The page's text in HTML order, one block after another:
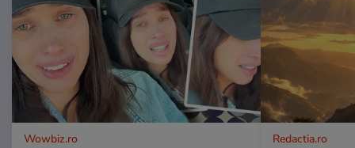
Wowbiz.ro Redactia.ro